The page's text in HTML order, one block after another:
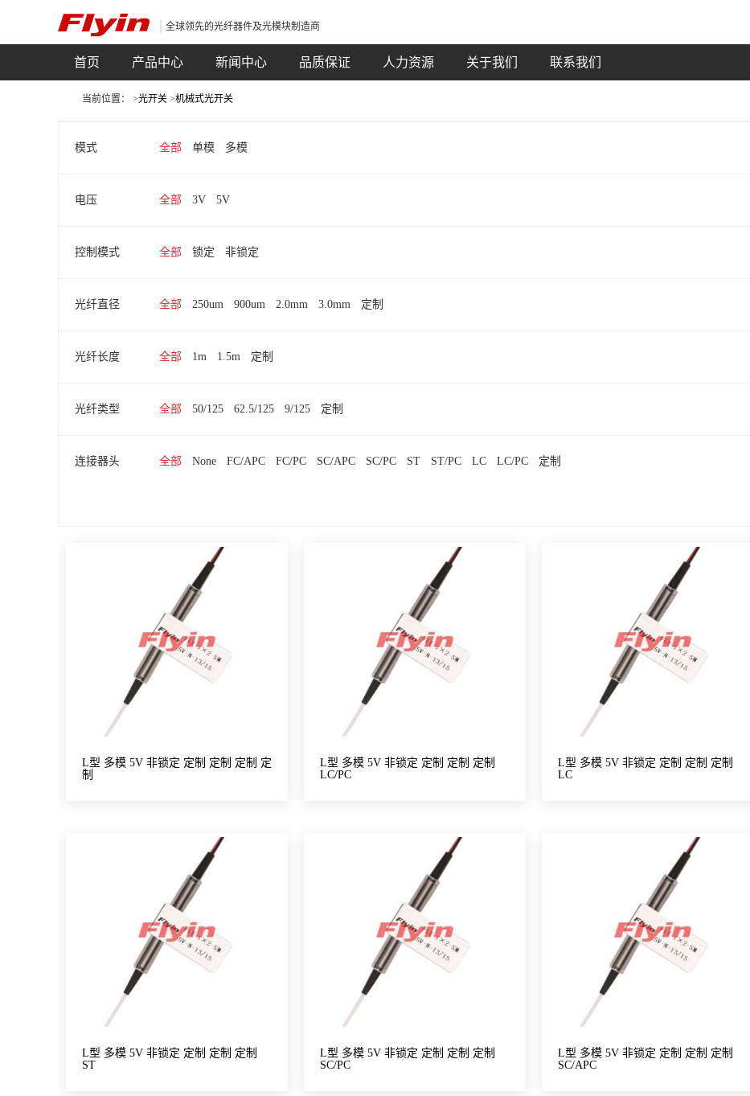
全球领先的光纤器件及光模块制造商
首页 产品中心 新闻中心 品质保证 人力资源 关于我们 联系我们
当前位置： >光开关 >机械式光开关
模式 全部 单模 多模
电压 全部 3V 5V
控制模式 全部 锁定 非锁定
光纤直径 全部 250um 900um 2.0mm 3.0mm 定制
光纤长度 全部 1m 1.5m 定制
光纤类型 全部 50/125 62.5/125 9/125 定制
连接器头 全部 None FC/APC FC/PC SC/APC SC/PC ST ST/PC LC LC/PC 定制
L型 多模 5V 非锁定 定制 定制 定制 定
制
L型 多模 5V 非锁定 定制 定制 定制
LC/PC
L型 多模 5V 非锁定 定制 定制 定制
LC
L型 多模 5V 非锁定 定制 定制 定制
ST
L型 多模 5V 非锁定 定制 定制 定制
SC/PC
L型 多模 5V 非锁定 定制 定制 定制
SC/APC